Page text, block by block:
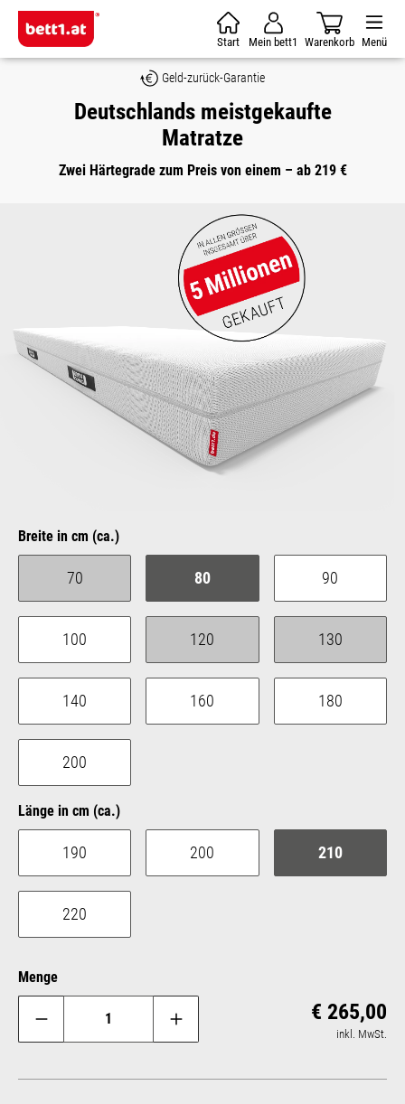
Zum Hauptinhalt springen
Start Mein bett1 Warenkorb Menü
Geld-zurück-Garantie
Deutschlands meistgekaufte
Matratze
Zwei Härtegrade zum Preis von einem – ab 219 €
Breite in cm (ca.)auswählen
70
(Diese Option ist zurzeit nicht verfügbar.)
80 90
100 120
(Diese Option ist zurzeit nicht verfügbar.)
130
(Diese Option
140 160 180
200
Länge in cm (ca.)auswählen
190 200 210
220
Menge
€ 265,00
inkl. MwSt.